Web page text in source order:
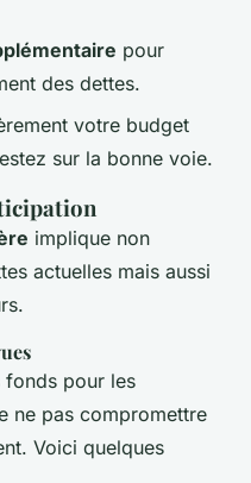
pour
des dettes.
votre budget
sur la bonne voie.
implique non
actuelles mais aussi
fonds pour les
ne pas compromettre
Voici quelques